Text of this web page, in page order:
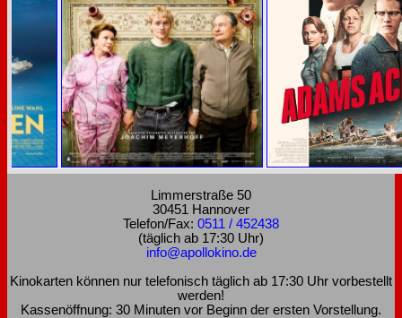
Limmerstraße 50
30451 Hannover
Telefon/Fax: 0511 / 452438
(täglich ab 17:30 Uhr)
info@apollokino.de
Kinokarten können nur telefonisch täglich ab 17:30 Uhr vorbestellt
werden!
Kassenöffnung: 30 Minuten vor Beginn der ersten Vorstellung.